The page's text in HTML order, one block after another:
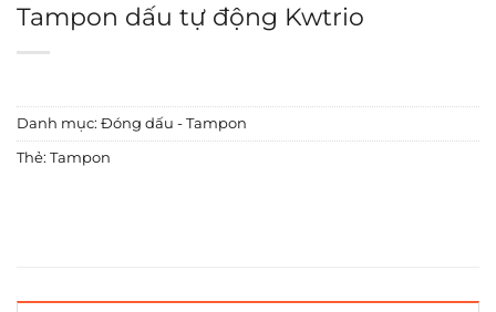
Tampon dấu tự động Kwtrio
Danh mục: Đóng dấu - Tampon
Thẻ: Tampon